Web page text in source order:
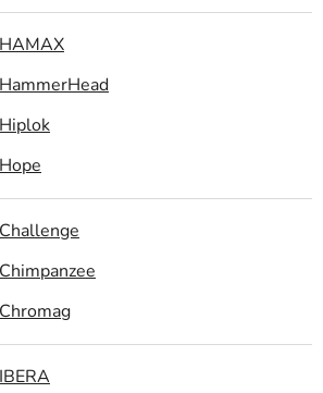
HAMAX
HammerHead
Hiplok
Hope
Challenge
Chimpanzee
Chromag
IBERA